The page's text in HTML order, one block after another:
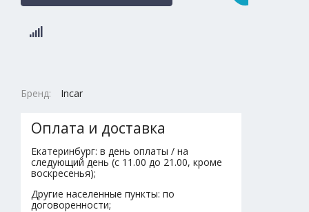
Бренд: Incar
Оплата и доставка
Екатеринбург: в день оплаты / на
следующий день (с 11.00 до 21.00, кроме
воскресенья);
Другие населенные пункты: по
договоренности;